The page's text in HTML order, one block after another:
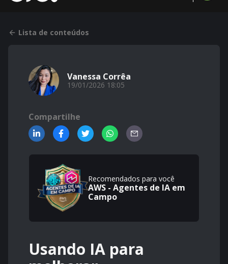
Lista de conteúdos
Vanessa Corrêa
19/01/2026 18:05
Compartilhe
Recomendados para você
AWS - Agentes de IA em
Campo
Usando IA para